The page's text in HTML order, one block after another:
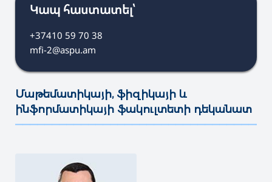
Կապ հաստատել՝
+37410 59 70 38
mfi-2@aspu.am
Մաթեմատիկայի, ֆիզիկայի և
ինֆորմատիկայի ֆակուլտետի դեկանատ